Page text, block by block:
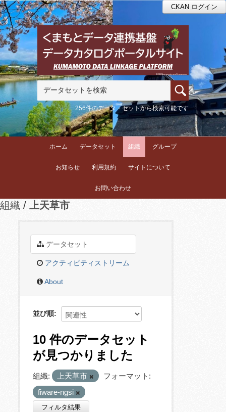
CKAN ログイン
256件のデータ・セットから検索可能です
ホーム データセット 組織 グループ
お知らせ 利用規約 サイトについて
お問い合わせ
組織 上天草市
データセット
アクティビティストリーム
About
並び順
10 件のデータセット
が見つかりました
組織: 上天草市
フォーマット:
fiware-ngsi
フィルタ結果